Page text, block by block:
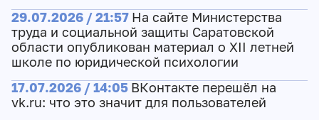
29.07.2026 / 21:57 На сайте Министерства
труда и социальной защиты Саратовской
области опубликован материал о XII летней
школе по юридической психологии
17.07.2026 / 14:05 ВКонтакте перешёл на
vk.ru: что это значит для пользователей